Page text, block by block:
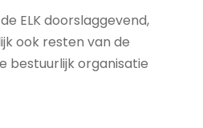
ELK doorslaggevend,
ook resten van de
bestuurlijk organisatie